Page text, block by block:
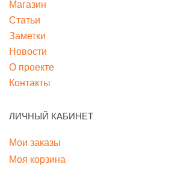
Магазин
Статьи
Заметки
Новости
О проекте
Контакты
ЛИЧНЫЙ КАБИНЕТ
Мои заказы
Моя корзина